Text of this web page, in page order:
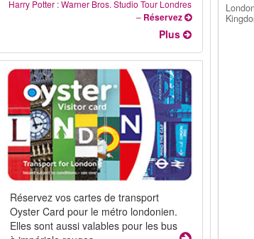
Harry Potter : Warner Bros. Studio Tour Londres
– Réservez
Plus
Réservez vos cartes de transport
Oyster Card pour le métro londonien.
Elles sont aussi valables pour les bus